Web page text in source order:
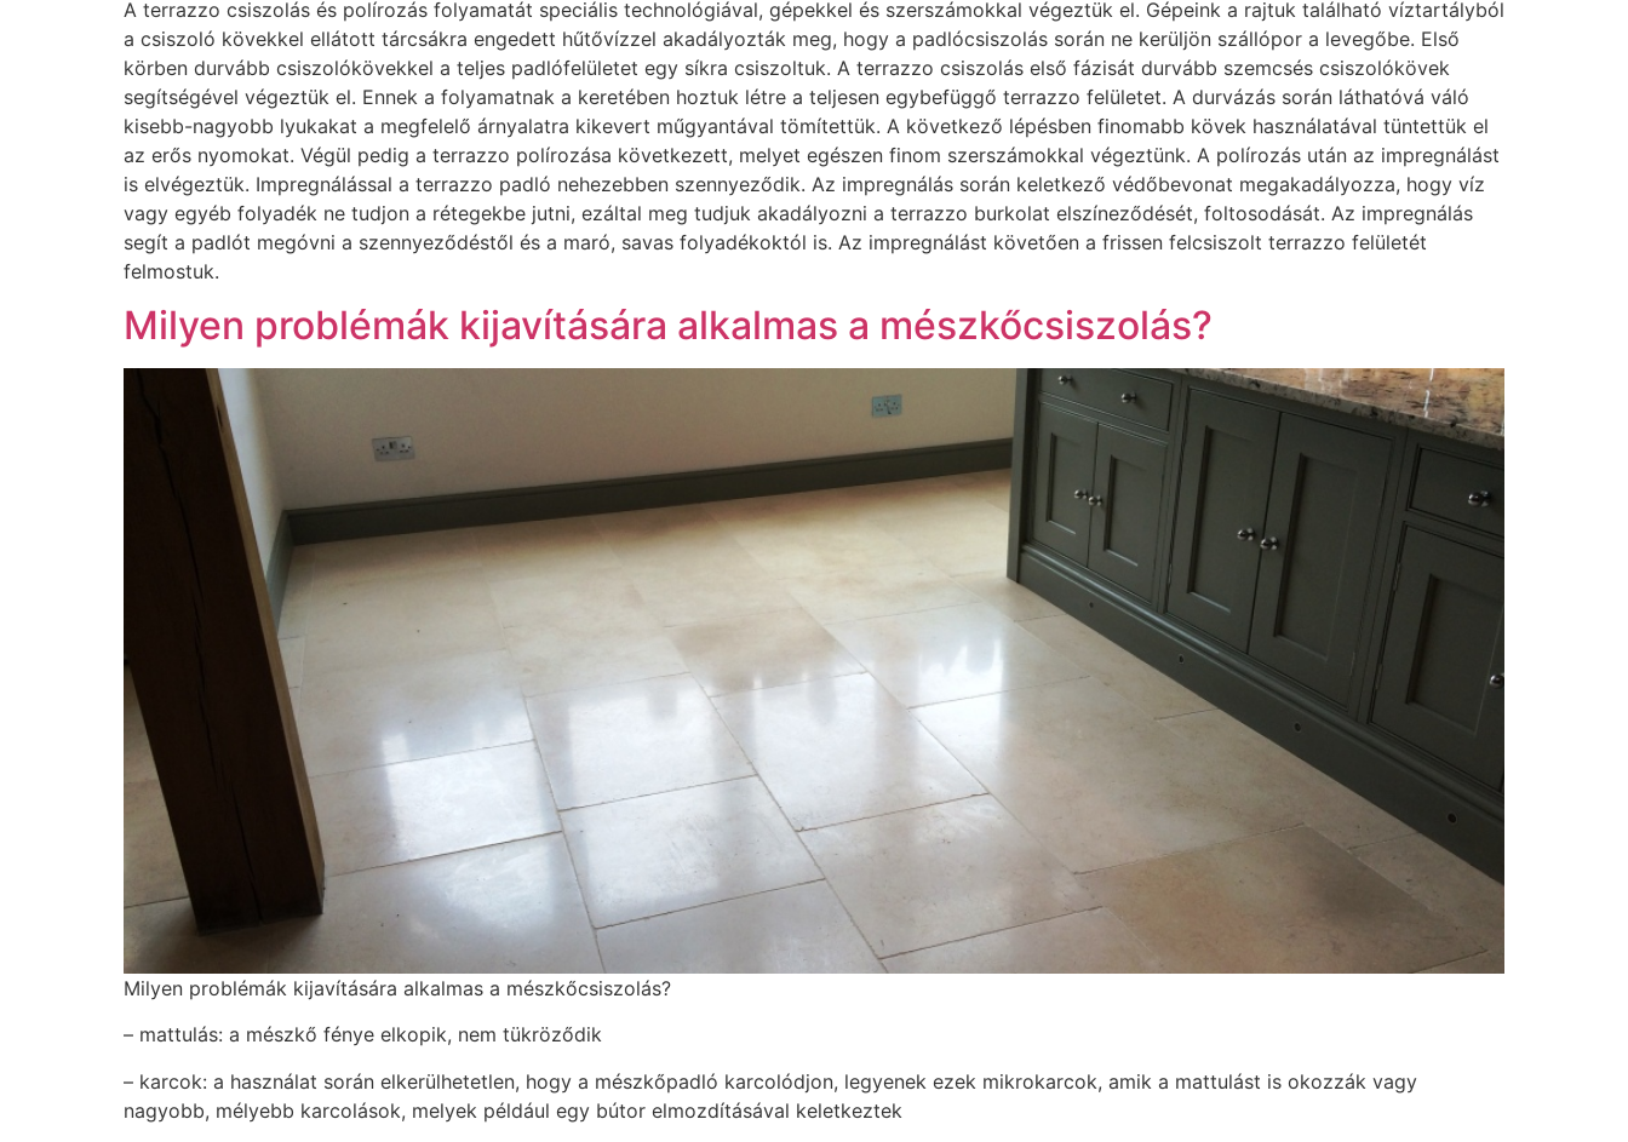
A terrazzo csiszolás és polírozás folyamatát speciális technológiával, gépekkel és szerszámokkal végeztük el. Gépeink a rajtuk található víztartályból
a csiszoló kövekkel ellátott tárcsákra engedett hűtővízzel akadályozták meg, hogy a padlócsiszolás során ne kerüljön szállópor a levegőbe. Első
körben durvább csiszolókövekkel a teljes padlófelületet egy síkra csiszoltuk. A terrazzo csiszolás első fázisát durvább szemcsés csiszolókövek
segítségével végeztük el. Ennek a folyamatnak a keretében hoztuk létre a teljesen egybefüggő terrazzo felületet. A durvázás során láthatóvá váló
kisebb-nagyobb lyukakat a megfelelő árnyalatra kikevert műgyantával tömítettük. A következő lépésben finomabb kövek használatával tüntettük el
az erős nyomokat. Végül pedig a terrazzo polírozása következett, melyet egészen finom szerszámokkal végeztünk. A polírozás után az impregnálást
is elvégeztük. Impregnálással a terrazzo padló nehezebben szennyeződik. Az impregnálás során keletkező védőbevonat megakadályozza, hogy víz
vagy egyéb folyadék ne tudjon a rétegekbe jutni, ezáltal meg tudjuk akadályozni a terrazzo burkolat elszíneződését, foltosodását. Az impregnálás
segít a padlót megóvni a szennyeződéstől és a maró, savas folyadékoktól is. Az impregnálást követően a frissen felcsiszolt terrazzo felületét
felmostuk.
Milyen problémák kijavítására alkalmas a mészkőcsiszolás?
Milyen problémák kijavítására alkalmas a mészkőcsiszolás?
– mattulás: a mészkő fénye elkopik, nem tükröződik
– karcok: a használat során elkerülhetetlen, hogy a mészkőpadló karcolódjon, legyenek ezek mikrokarcok, amik a mattulást is okozzák vagy
nagyobb, mélyebb karcolások, melyek például egy bútor elmozdításával keletkeztek